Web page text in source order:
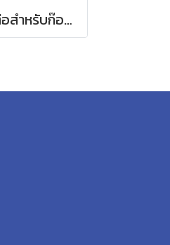
Gardena ข้อต่อสำหรับก๊อกน้ำ ขนาด 3/4" (26.5 มม.) (00921-50)